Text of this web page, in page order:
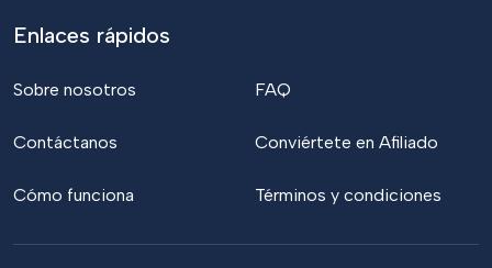
Enlaces rápidos
Sobre nosotros
Contáctanos
Cómo funciona
FAQ
Conviértete en Afiliado
Términos y condiciones